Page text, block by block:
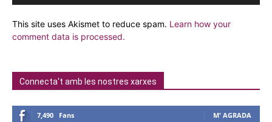
This site uses Akismet to reduce spam. Learn how your
comment data is processed.
Connecta't amb les nostres xarxes
7,490 Fans M' AGRADA